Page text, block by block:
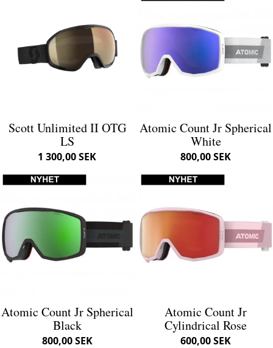
Scott Unlimited II OTG
LS
1 300,00 SEK
Atomic Count Jr Spherical
White
800,00 SEK
Atomic Count Jr Spherical
Black
800,00 SEK
Atomic Count Jr
Cylindrical Rose
600,00 SEK